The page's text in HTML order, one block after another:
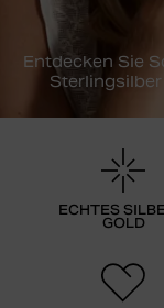
Entdecken Sie
ECHTES
GOLD